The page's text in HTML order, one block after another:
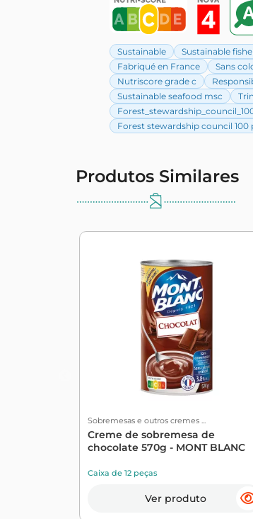
Sustainable Sustainable
Fabriqué en France
Sans
Nutriscore grade c
Sustainable seafood msc
Forest stewardship council 100
Produtos Similares
Sobremesas e outros cremes ...
Creme de sobremesa de
chocolate 570g - MONT BLANC
Caixa de 12 peças
Ver produto